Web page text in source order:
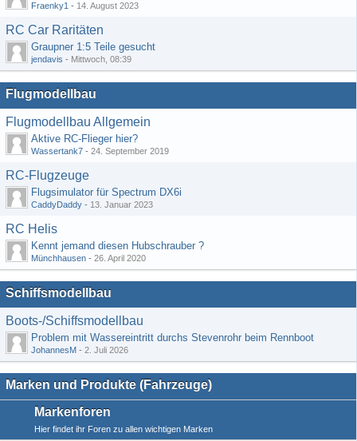
Fraenky1 - 14. August 2023
RC Car Raritäten
Graupner 1:5 Teile gesucht
jendavis - Mittwoch, 08:39
Flugmodellbau
Flugmodellbau Allgemein
Aktive RC-Flieger hier?
Wassertank7 - 24. September 2019
RC-Flugzeuge
Flugsimulator für Spectrum DX6i
CaddyDaddy - 13. Januar 2023
RC Helis
Kennt jemand diesen Hubschrauber ?
Münchhausen - 26. April 2020
Schiffsmodellbau
Boots-/Schiffsmodellbau
Problem mit Wassereintritt durchs Stevenrohr beim Rennboot
JohannesM - 2. Juli 2026
Marken und Produkte (Fahrzeuge)
Markenforen
Hier findet ihr Foren zu allen wichtigen Marken